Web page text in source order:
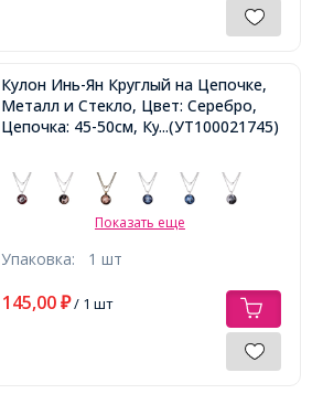
Кулон Инь-Ян Круглый на Цепочке,
Металл и Стекло, Цвет: Серебро,
Цепочка: 45-50см, Кулон: 27мм,
...(УТ100021745)
Показать еще
Упаковка: 1 шт
145,00 ₽/ 1 шт